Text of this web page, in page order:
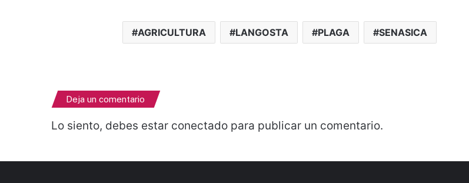
AGRICULTURA LANGOSTA PLAGA SENASICA
Deja un comentario
Lo siento, debes estar conectado para publicar un comentario.